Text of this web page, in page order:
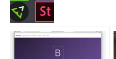
来の受託開発ビジネスから一歩進
援サービスを創出するチャレンジ